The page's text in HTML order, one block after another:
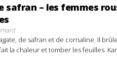
safran – les femmes
de safran et de cornaline. Il
la chaleur et tomber les feuilles.